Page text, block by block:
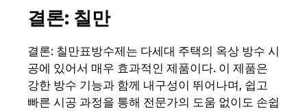
결론: 칠만
결론: 칠만표방수제는 다세대 주택의 옥상 방수 시
공에 있어서 매우 효과적인 제품이다. 이 제품은
강한 방수 기능과 함께 내구성이 뛰어나며, 쉽고
빠른 시공 과정을 통해 전문가의 도움 없이도 손쉽